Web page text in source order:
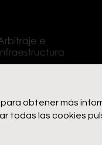
Isidro 15047
obtener más
todas las cookies